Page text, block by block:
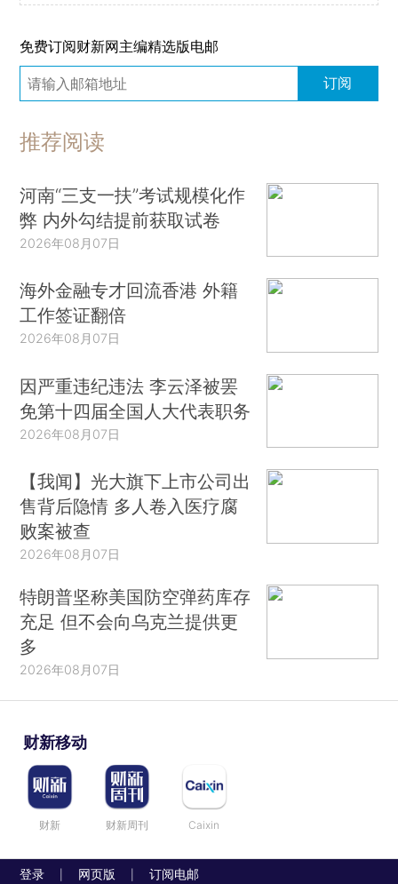
免费订阅财新网主编精选版电邮
订阅
推荐阅读
河南“三支一扶”考试规模化作
弊 内外勾结提前获取试卷
2026年08月07日
海外金融专才回流香港 外籍
工作签证翻倍
2026年08月07日
因严重违纪违法 李云泽被罢
免第十四届全国人大代表职务
2026年08月07日
【我闻】光大旗下上市公司出
售背后隐情 多人卷入医疗腐
败案被查
2026年08月07日
特朗普坚称美国防空弹药库存
充足 但不会向乌克兰提供更
多
2026年08月07日
财新移动
财新 财新周刊 Caixin
登录 网页版 订阅电邮